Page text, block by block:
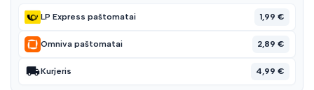
LP Express paštomatai 1,99 €
Omniva paštomatai 2,89 €
Kurjeris 4,99 €